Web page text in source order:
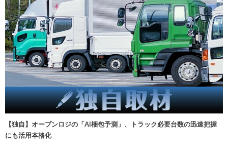
【独自】オープンロジの「AI梱包予測」、トラック必要台数の迅速把握
にも活用本格化